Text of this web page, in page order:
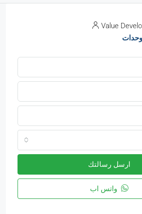
Value
ارسل رسالتك
واتس اب